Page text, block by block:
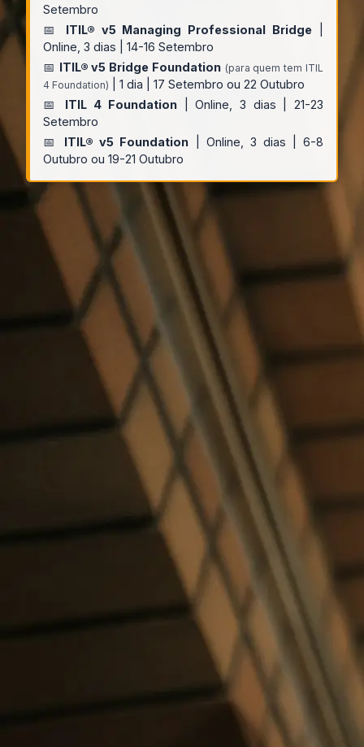
Setembro
📅 ITIL® v5 Managing Professional Bridge
Online, 3 dias | 14-16 Setembro
📅 ITIL® v5 Bridge Foundation (para quem tem ITIL
4 Foundation)
| 1 dia | 17 Setembro ou 22 Outubro
📅 ITIL 4 Foundation| Online, 3 dias | 21-23
Setembro
📅 ITIL® v5 Foundation | Online, 3 dias | 6-8
Outubro ou 19-21 Outubro